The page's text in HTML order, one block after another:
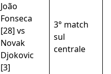
João
Fonseca
[28] vs
Novak
Djokovic
[3]
3° match
sul
centrale